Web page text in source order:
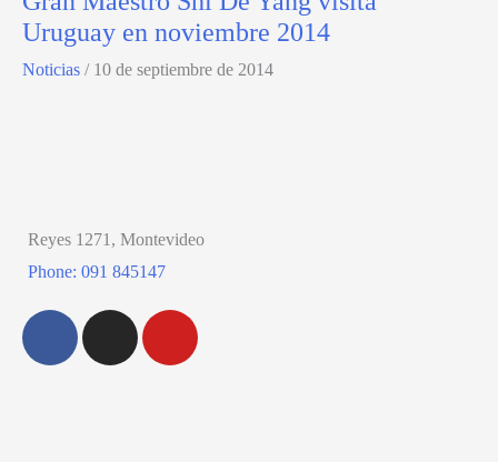
Uruguay en noviembre 2014
Noticias / 10 de septiembre de 2014
Reyes 1271, Montevideo
Phone: 091 845147